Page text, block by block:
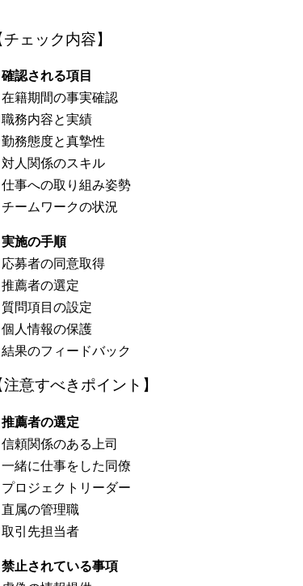
チェック内容】
確認される項目
在籍期間の事実確認
職務内容と実績
勤務態度と真摯性
対人関係のスキル
仕事への取り組み姿勢
チームワークの状況
実施の手順
応募者の同意取得
推薦者の選定
質問項目の設定
個人情報の保護
結果のフィードバック
注意すべきポイント】
推薦者の選定
信頼関係のある上司
一緒に仕事をした同僚
プロジェクトリーダー
直属の管理職
取引先担当者
禁止されている事項